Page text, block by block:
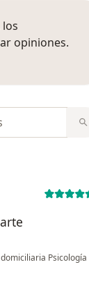
opiniones.
Psicología